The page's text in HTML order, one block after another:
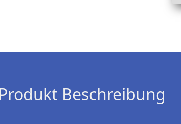
Beschreibung